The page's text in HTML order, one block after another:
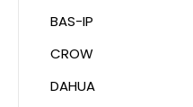
BAS-IP
CROW
DAHUA